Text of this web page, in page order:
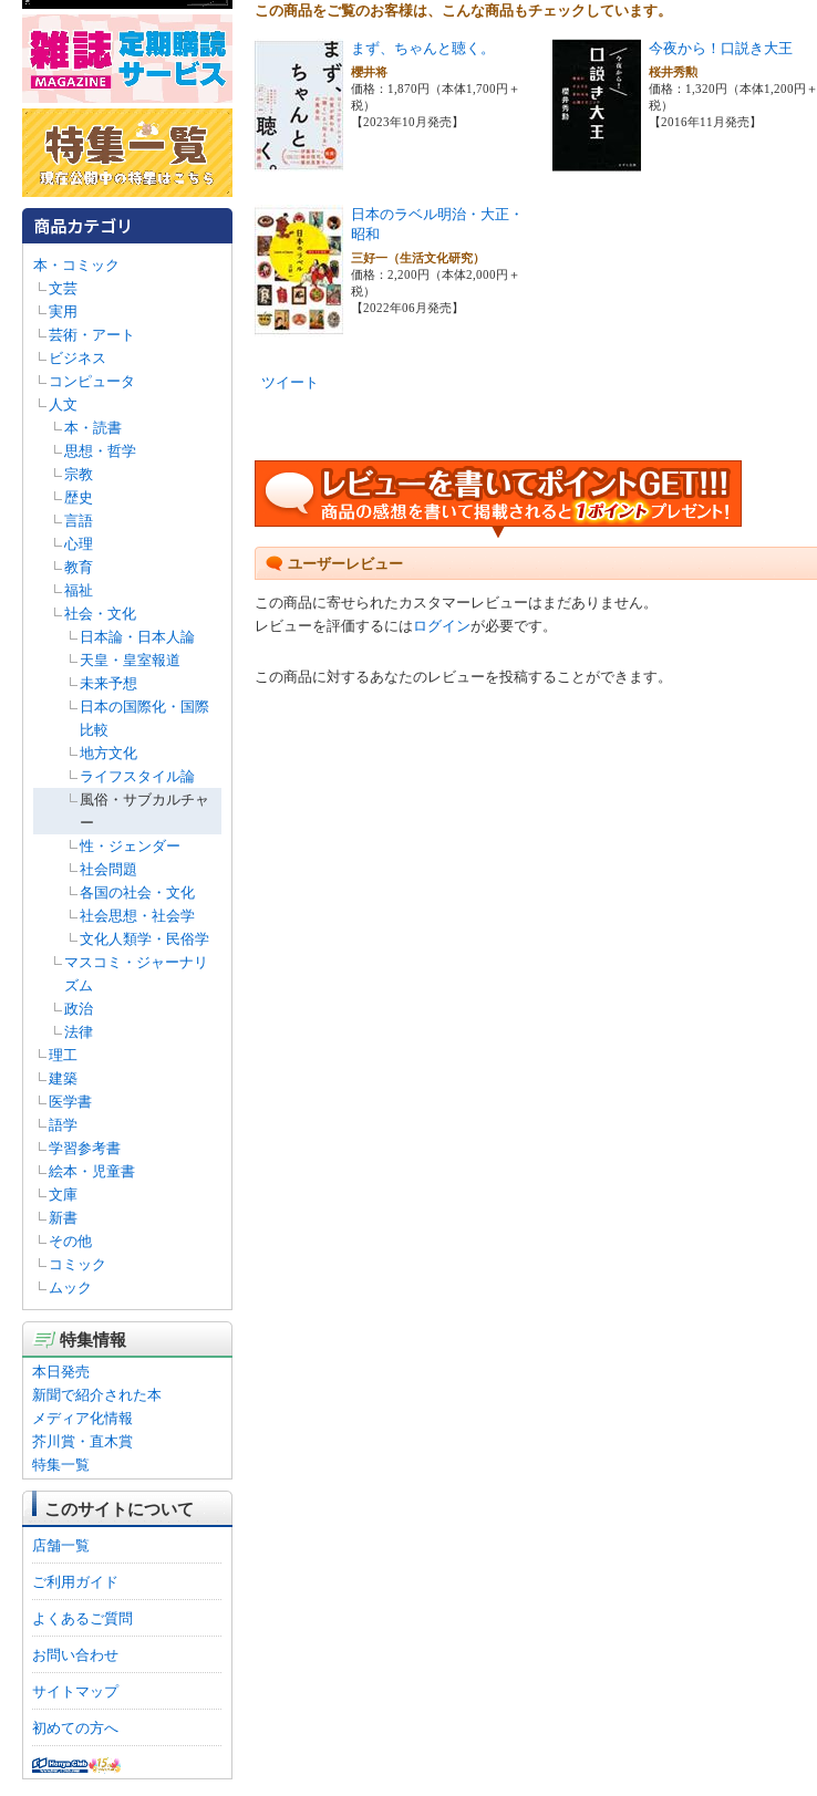
本・コミック
文芸
実用
芸術・アート
ビジネス
コンピュータ
人文
本・読書
思想・哲学
宗教
歴史
言語
心理
教育
福祉
社会・文化
日本論・日本人論
天皇・皇室報道
未来予想
日本の国際化・国際
比較
地方文化
ライフスタイル論
風俗・サブカルチャ
ー
性・ジェンダー
社会問題
各国の社会・文化
社会思想・社会学
文化人類学・民俗学
マスコミ・ジャーナリ
ズム
政治
法律
理工
建築
医学書
語学
学習参考書
絵本・児童書
文庫
新書
その他
コミック
ムック
特集情報
本日発売
新聞で紹介された本
メディア化情報
芥川賞・直木賞
特集一覧
このサイトについて
店舗一覧
ご利用ガイド
よくあるご質問
お問い合わせ
サイトマップ
初めての方へ
この商品をご覧のお客様は、こんな商品もチェックしています。
まず、ちゃんと聴く。
櫻井将
価格：1,870円（本体1,700円＋
税）
【2023年10月発売】
今夜から！口説き大王
桜井秀勲
価格：1,320円（本体1,200円＋
税）
【2016年11月発売】
日本のラベル明治・大正・
昭和
三好一（生活文化研究）
価格：2,200円（本体2,000円＋
税）
【2022年06月発売】
ツイート
ユーザーレビュー
この商品に寄せられたカスタマーレビューはまだありません。
レビューを評価するには ログインが必要です。
この商品に対するあなたのレビューを投稿することができます。